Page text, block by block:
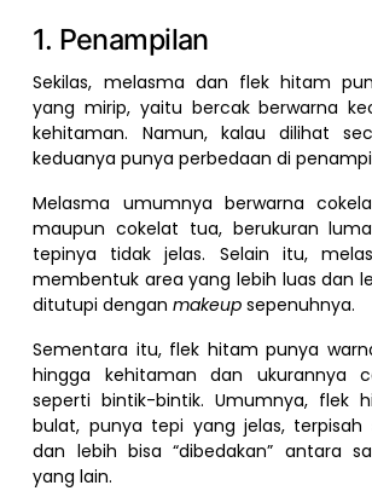
1. Penampilan
Sekilas, melasma dan flek hitam
yang mirip, yaitu bercak berwarna
kehitaman. Namun, kalau dilihat
keduanya punya perbedaan di
Melasma umumnya berwarna
maupun cokelat tua, berukuran
tepinya tidak jelas. Selain itu,
membentuk area yang lebih luas dan
ditutupi denganmakeupsepenuhnya.
Sementara itu, flek hitam punya
hingga kehitaman dan ukurannya
seperti bintik-bintik. Umumnya, flek
bulat, punya tepi yang jelas,
dan lebih bisa “dibedakan” antara
yang lain.